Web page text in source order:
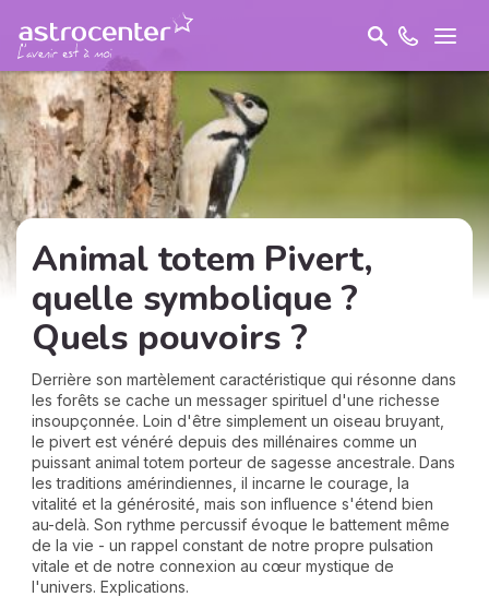
Animal totem Pivert,
quelle symbolique ?
Quels pouvoirs ?
Derrière son martèlement caractéristique qui résonne dans
les forêts se cache un messager spirituel d'une richesse
insoupçonnée. Loin d'être simplement un oiseau bruyant,
le pivert est vénéré depuis des millénaires comme un
puissant animal totem porteur de sagesse ancestrale. Dans
les traditions amérindiennes, il incarne le courage, la
vitalité et la générosité, mais son influence s'étend bien
au-delà. Son rythme percussif évoque le battement même
de la vie - un rappel constant de notre propre pulsation
vitale et de notre connexion au cœur mystique de
l'univers. Explications.